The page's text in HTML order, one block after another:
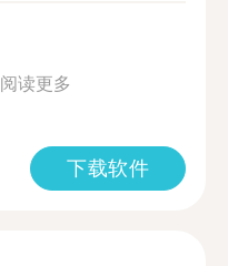
阅读更多
下载软件